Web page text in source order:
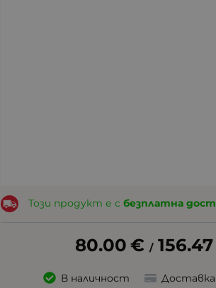
Този продукт е с безплатна
80.00 € / 156.47
В наличност